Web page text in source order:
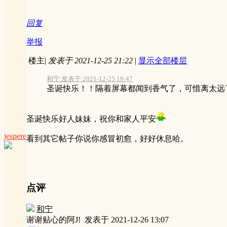
回复
举报
jespere
楼主| 发表于 2021-12-25 21:22 | 显示全部楼层
和宁 发表于 2021-12-25 19:47
圣诞快乐！！隔着屏幕都闻到香气了，可惜离太远
圣诞快乐好人妹妹，祝你和家人平安
看到其它帖子你说你感冒初愈，好好休息哈。
点评
和宁
谢谢贴心的阿J! 发表于 2021-12-26 13:07